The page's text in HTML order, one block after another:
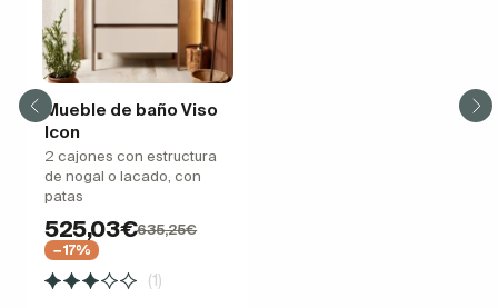
Mueble de baño Viso
Icon
2 cajones con estructura
de nogal o lacado, con
patas
525,03€635,25€
−17%
(1)